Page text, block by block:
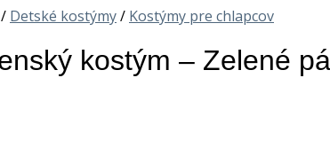
/ Detské kostýmy/ Kostýmy pre chlapcov
kostým – Zelené